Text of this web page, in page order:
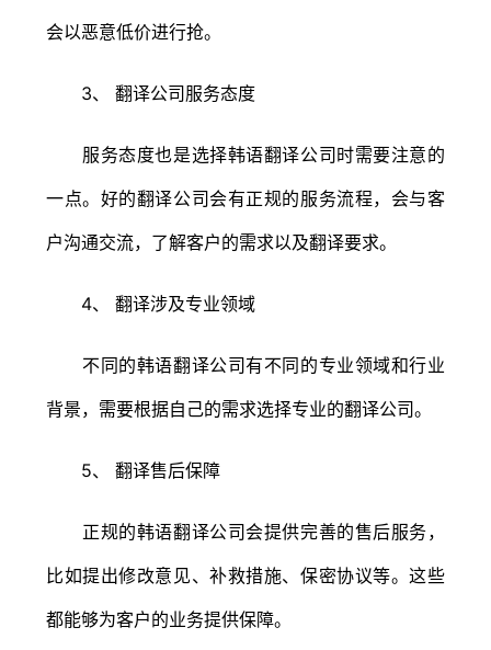
会以恶意低价进行抢。
3、 翻译公司服务态度
服务态度也是选择韩语翻译公司时需要注意的
一点。好的翻译公司会有正规的服务流程，会与客
户沟通交流，了解客户的需求以及翻译要求。
4、 翻译涉及专业领域
不同的韩语翻译公司有不同的专业领域和行业
背景，需要根据自己的需求选择专业的翻译公司。
5、 翻译售后保障
正规的韩语翻译公司会提供完善的售后服务，
比如提出修改意见、补救措施、保密协议等。这些
都能够为客户的业务提供保障。